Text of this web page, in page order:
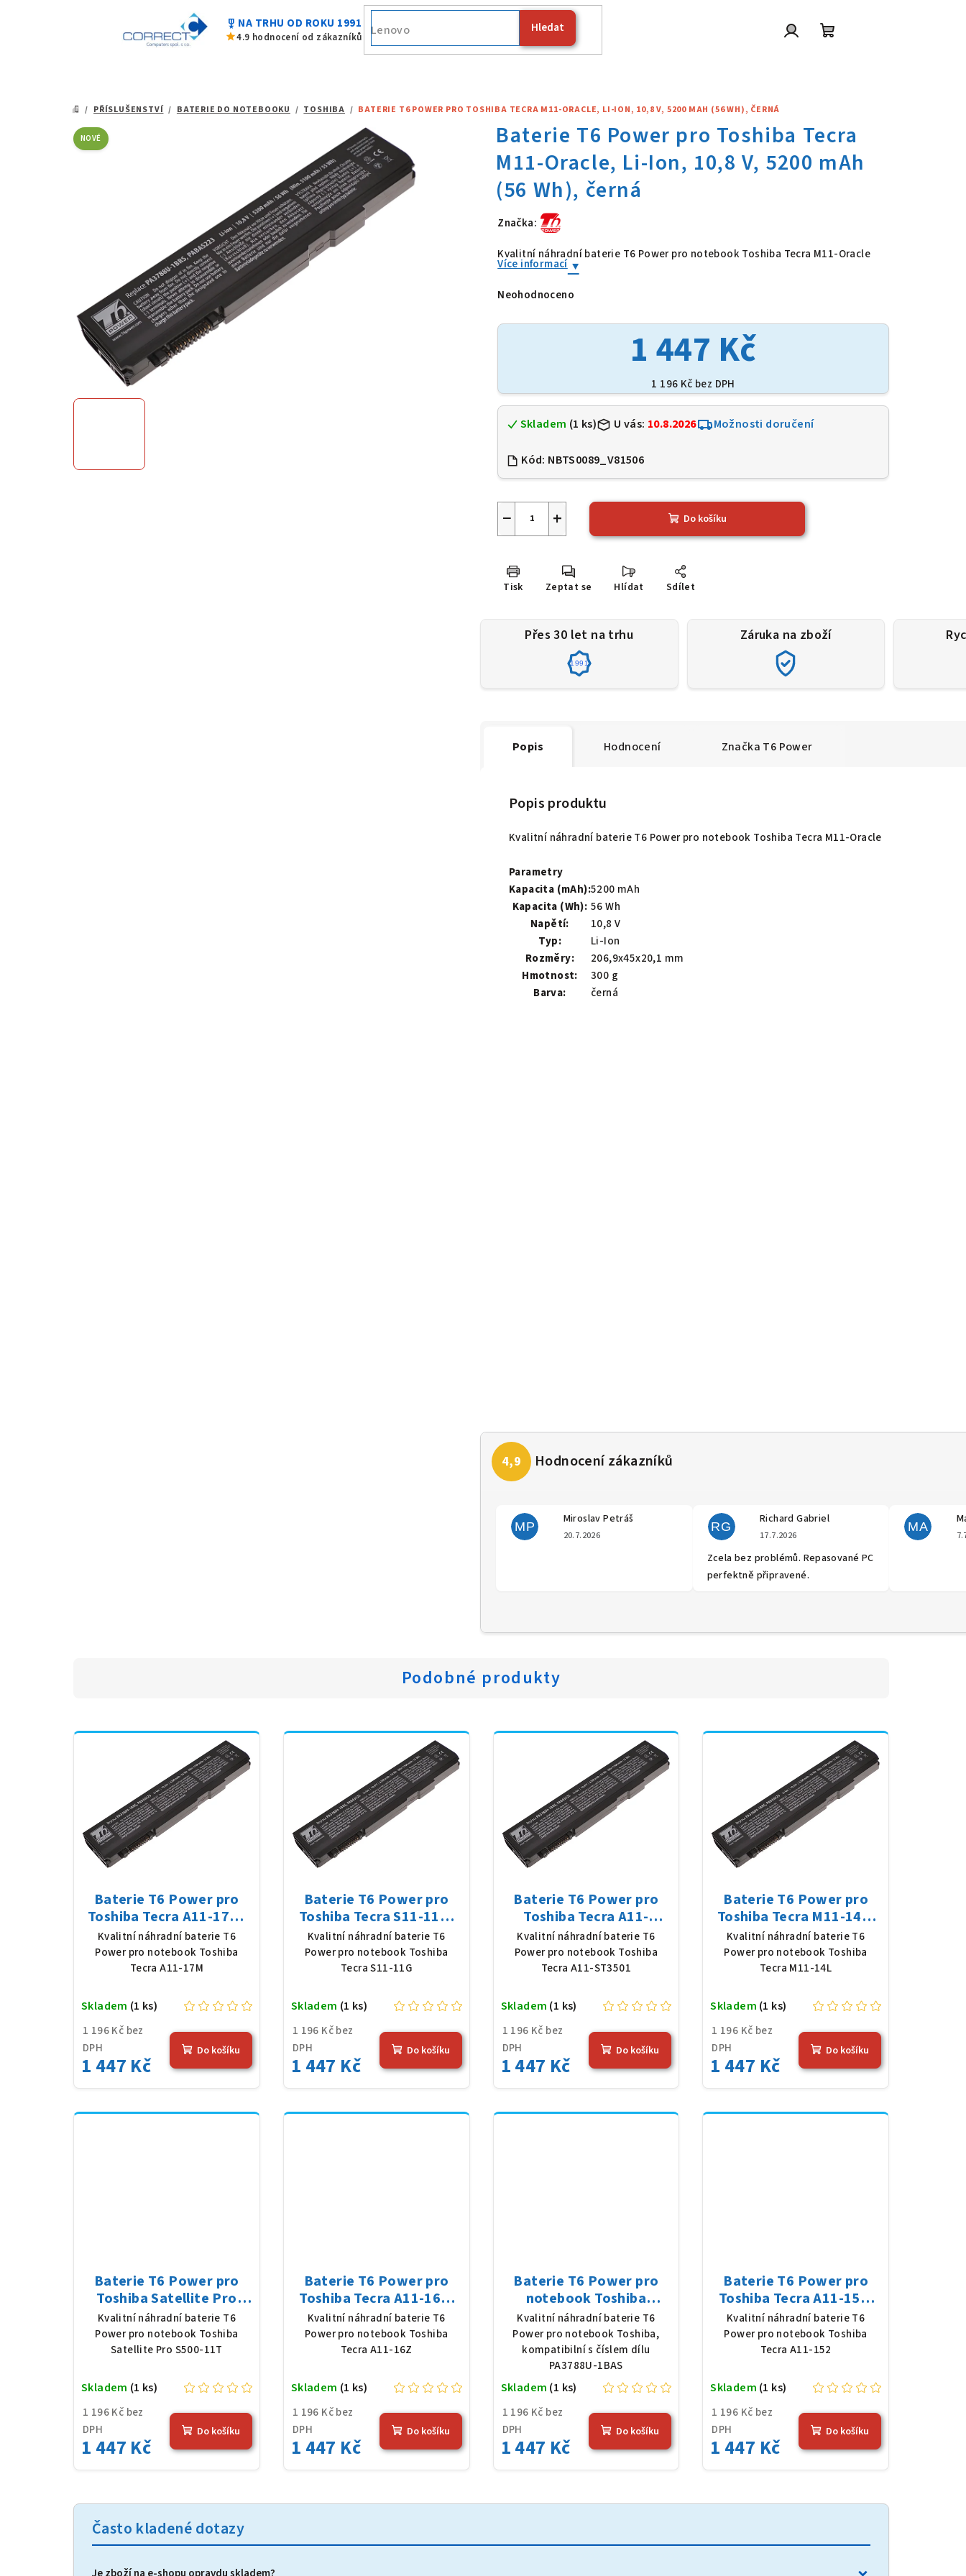
military_tech NA TRHU OD ROKU 1991
star4.9 hodnocení od zákazníků
Hledat
Fujitsu
DOMŮ
/ PŘÍSLUŠENSTVÍ / BATERIE DO NOTEBOOKU / TOSHIBA / BATERIE T6 POWER PRO TOSHIBA TECRA M11-ORACLE, LI-ION, 10,8 V, 5200 MAH (56 WH), ČERNÁ
Značka:
Baterie T6 Power pro Toshiba Tecra M11-
Kvalitní náhradní baterie T6 Power pro notebook Toshiba Tecra M11-Oracle
Více informací
Průměrné
produktu
je
Neohodnoceno
1 447 Kč
1 196 Kč bez DPH
Skladem (1 ks) U vás: 10.8.2026 Možnosti doručení
Kód: NBTS0089_V81506
+
− Do košíku
Tisk Zeptat se Hlídat Sdílet
NOVÉ
Přes 30 let na trhu
1991
Záruka na zboží
Popis Hodnocení Značka T6 Power
Popis produktu
Kvalitní náhradní baterie T6 Power pro notebook Toshiba Tecra M11-Oracle
Parametry
Kapacita (mAh):5200 mAh
Kapacita (Wh): 56 Wh
Napětí:
10,8 V
Typ:
Li-Ion
Rozměry:
206,9x45x20,1 mm
Hmotnost:
300 g
Barva:
černá
MP
Miroslav Petráš
Hodnocení obchodu je 5 z 5 hvězdiček.
20.7.2026
RG
Richard Gabriel
Hodnocení obchodu je 5 z 5
17.7.2026
Zcela bez problémů. Repasované PC
perfektně připravené.
MA
Podobné produkty
Baterie T6 Power pro
Toshiba Tecra A11-17M,
Li-Ion, 10,8 V, 5200 mAh
(56 Wh), černá
Kvalitní náhradní baterie T6
Power pro notebook Toshiba
Tecra A11-17M
1 196 Kč bez
DPH
1 447 Kč
Skladem (1 ks)
Do košíku
Baterie T6 Power pro
Toshiba Tecra S11-11G,
Li-Ion, 10,8 V, 5200 mAh
(56 Wh), černá
Kvalitní náhradní baterie T6
Power pro notebook Toshiba
Tecra S11-11G
1 196 Kč bez
DPH
1 447 Kč
Skladem (1 ks)
Do košíku
Baterie T6 Power pro
Toshiba Tecra A11-
ST3501, Li-Ion, 10,8 V,
5200 mAh (56 Wh), černá
Kvalitní náhradní baterie T6
Power pro notebook Toshiba
Tecra A11-ST3501
1 196 Kč bez
DPH
1 447 Kč
Skladem (1 ks)
Do košíku
Baterie T6 Power pro
Toshiba Tecra M11-14L,
Li-Ion, 10,8 V, 5200 mAh
(56 Wh), černá
Kvalitní náhradní baterie T6
Power pro notebook Toshiba
Tecra M11-14L
1 196 Kč bez
DPH
1 447 Kč
Skladem (1 ks)
Do košíku
Baterie T6 Power pro
Toshiba Satellite Pro
S500-11T, Li-Ion, 10,8 V,
5200 mAh (56 Wh), černá
Kvalitní náhradní baterie T6
Power pro notebook Toshiba
Satellite Pro S500-11T
1 196 Kč bez
DPH
1 447 Kč
Skladem (1 ks)
Do košíku
Baterie T6 Power pro
Toshiba Tecra A11-16Z,
Li-Ion, 10,8 V, 5200 mAh
(56 Wh), černá
Kvalitní náhradní baterie T6
Power pro notebook Toshiba
Tecra A11-16Z
1 196 Kč bez
DPH
1 447 Kč
Skladem (1 ks)
Do košíku
Baterie T6 Power pro
notebook Toshiba
PA3788U-1BAS, Li-Ion,
10,8 V, 5200 mAh (56 Wh),
černá
Kvalitní náhradní baterie T6
Power pro notebook Toshiba,
kompatibilní s číslem dílu
PA3788U-1BAS
1 196 Kč bez
DPH
1 447 Kč
Skladem (1 ks)
Do košíku
Baterie T6 Power pro
Toshiba Tecra A11-152,
Li-Ion, 10,8 V, 5200 mAh
(56 Wh), černá
Kvalitní náhradní baterie T6
Power pro notebook Toshiba
Tecra A11-152
1 196 Kč bez
DPH
1 447 Kč
Skladem (1 ks)
Do košíku
Často kladené dotazy
hvězdiček.